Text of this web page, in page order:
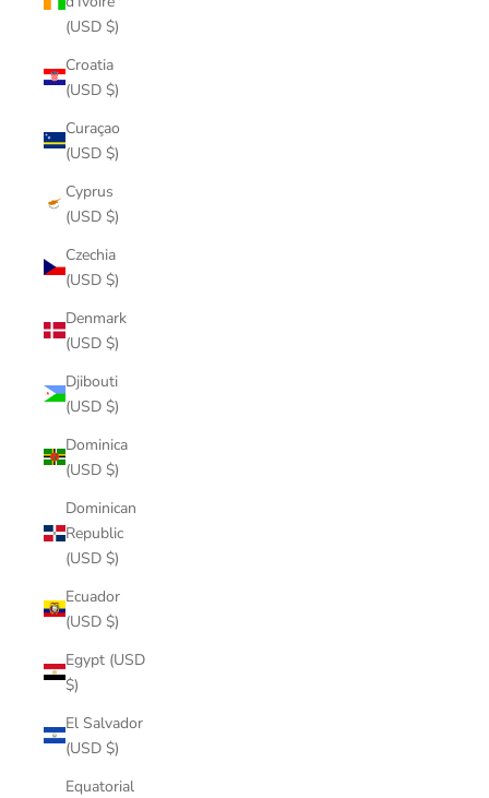
(USD $)
Croatia
(USD $)
Curaçao
(USD $)
Cyprus
(USD $)
Czechia
(USD $)
Denmark
(USD $)
Djibouti
(USD $)
Dominica
(USD $)
Dominican
Republic
(USD $)
Ecuador
(USD $)
Egypt (USD
$)
El Salvador
(USD $)
Equatorial